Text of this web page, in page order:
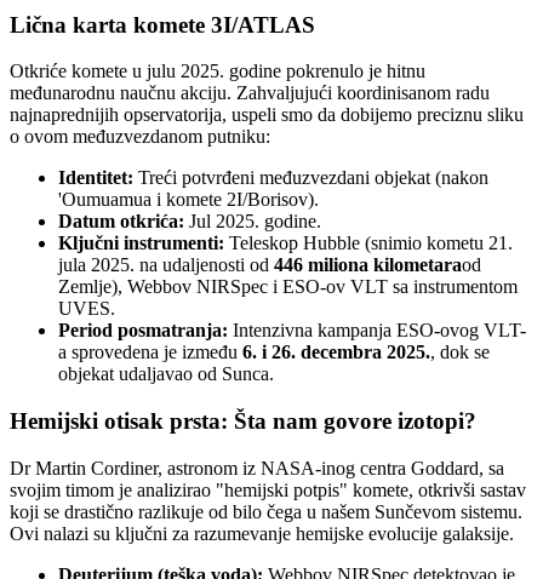
Lična karta komete 3I/ATLAS
Otkriće komete u julu 2025. godine pokrenulo je hitnu
međunarodnu naučnu akciju. Zahvaljujući koordinisanom radu
najnaprednijih opservatorija, uspeli smo da dobijemo preciznu sliku
o ovom međuzvezdanom putniku:
Identitet: Treći potvrđeni međuzvezdani objekat (nakon
'Oumuamua i komete 2I/Borisov).
Datum otkrića: Jul 2025. godine.
Ključni instrumenti: Teleskop Hubble (snimio kometu 21.
jula 2025. na udaljenosti od 446 miliona kilometaraod
Zemlje), Webbov NIRSpec i ESO-ov VLT sa instrumentom
UVES.
Period posmatranja: Intenzivna kampanja ESO-ovog VLT-
a sprovedena je između 6. i 26. decembra 2025., dok se
objekat udaljavao od Sunca.
Hemijski otisak prsta: Šta nam govore izotopi?
Dr Martin Cordiner, astronom iz NASA-inog centra Goddard, sa
svojim timom je analizirao "hemijski potpis" komete, otkrivši sastav
koji se drastično razlikuje od bilo čega u našem Sunčevom sistemu.
Ovi nalazi su ključni za razumevanje hemijske evolucije galaksije.
Deuterijum (teška voda): Webbov NIRSpec detektovao je